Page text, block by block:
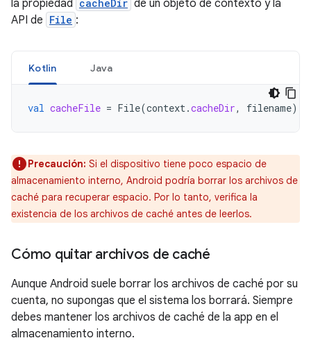
la propiedad cacheDir de un objeto de contexto y la
API de File :
Kotlin Java
val cacheFile = File(context.cacheDir, filename)
Precaución: Si el dispositivo tiene poco espacio de
almacenamiento interno, Android podría borrar los archivos de
caché para recuperar espacio. Por lo tanto, verifica la
existencia de los archivos de caché antes de leerlos.
Cómo quitar archivos de caché
Aunque Android suele borrar los archivos de caché por su
cuenta, no supongas que el sistema los borrará. Siempre
debes mantener los archivos de caché de la app en el
almacenamiento interno.